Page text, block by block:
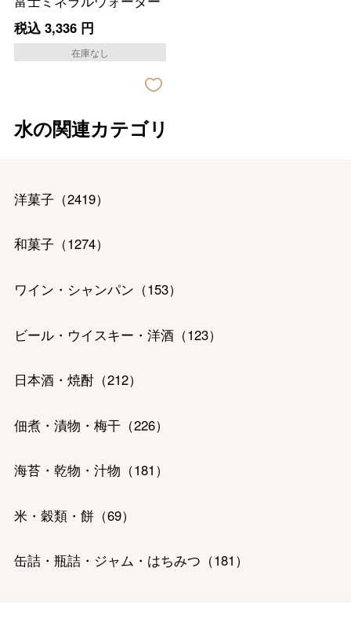
税込 3,336円
在庫なし
水の関連カテゴリ
洋菓子 （2419）
和菓子 （1274）
ワイン・シャンパン （153）
ビール・ウイスキー・洋酒（123）
日本酒・焼酎（212）
佃煮・漬物・梅干（226）
海苔・乾物・汁物 （181 ）
米・穀類・餅（69）
缶詰・瓶詰・ジャム・はちみつ （181 ）
ビューティー
ファッション
ホーム＆インテリア
ベビー＆キッズ
大丸・松坂屋のギフト
出産内祝い
お香典返し
敬老の日